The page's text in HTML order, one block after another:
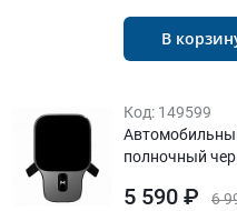
В
Код: 149599
полночный
6
5 590 ₽